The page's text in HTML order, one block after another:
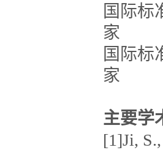
国际标
家
国际标
家
主要学
[1]Ji,